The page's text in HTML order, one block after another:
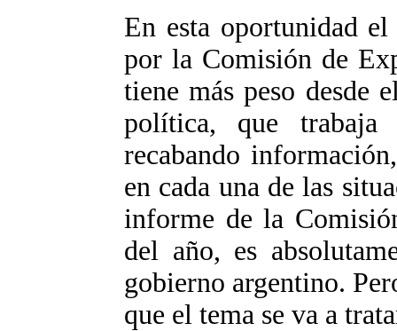
En esta oportunidad
por la Comisión de
tiene más peso desde
política, que
recabando
en cada una de las
informe de la
del año, es
gobierno argentino.
que el tema se va a